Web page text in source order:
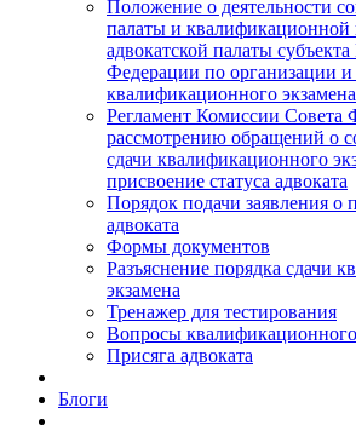
Положение о деятельности
палаты и квалификационной
адвокатской палаты
Федерации по организации
квалификационного экзамена
Регламент Комиссии
рассмотрению обращений о
сдачи квалификационного
присвоение статуса адвоката
Порядок подачи заявления о
адвоката
Формы документов
Разъяснение порядка сдачи
экзамена
Тренажер для тестирования
Вопросы квалификационного
Присяга адвоката
Блоги